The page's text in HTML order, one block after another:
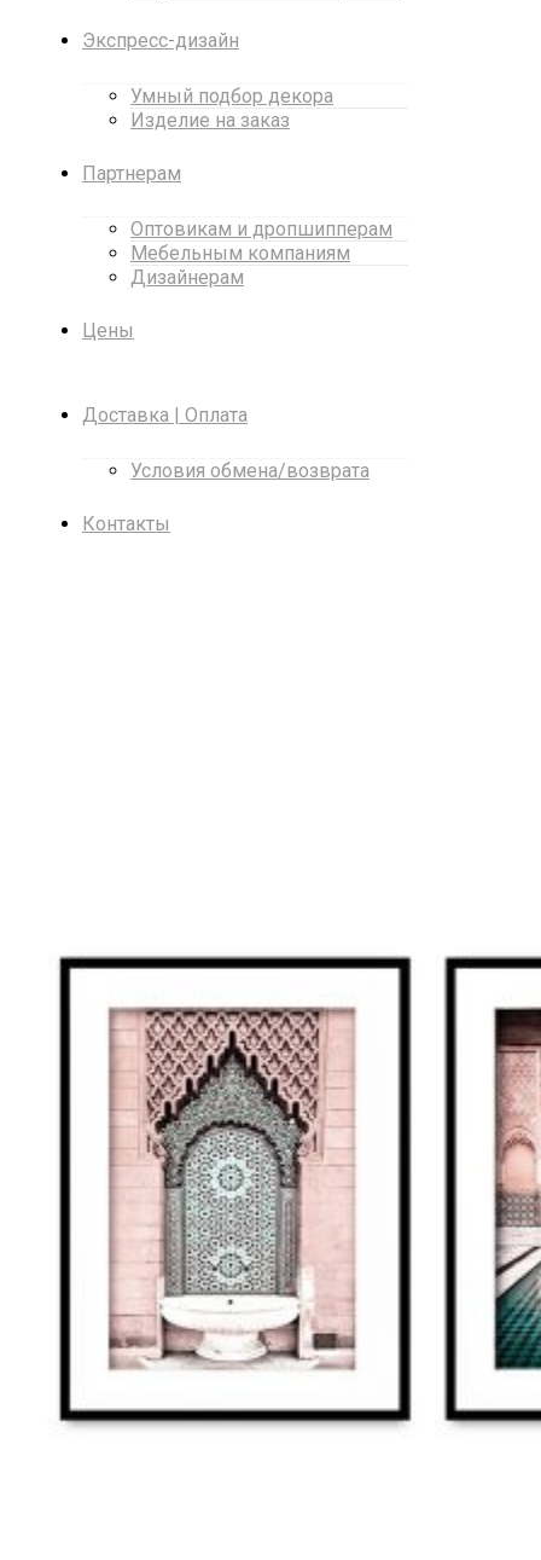
Экспресс-дизайн
Умный подбор декора
Изделие на заказ
Партнерам
Оптовикам и дропшипперам
Мебельным компаниям
Дизайнерам
Цены
Доставка | Оплата
Условия обмена/возврата
Контакты